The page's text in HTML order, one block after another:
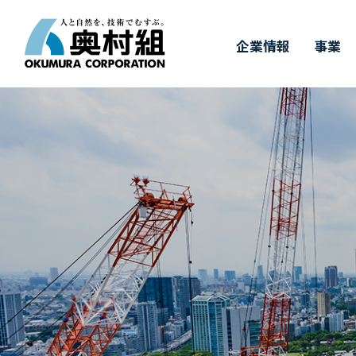
企業情報
COMPANY 企業情報
トップメッセージ
中期経営計画
受賞実績
事業
BUSINESS
事業紹介
WORKS
施工実績
TECHNOLOGY 奥村組の技術
土木技術
IR IR情報
決算情報
財務ハイライト（連結）
株式に関するお手続き 株
SUSTAINABILITY サステナビリ
奥村組の
サステナビリティについて
3つの取り組み
&
GRIスタンダード対照表
気
RECRUIT
新卒採用